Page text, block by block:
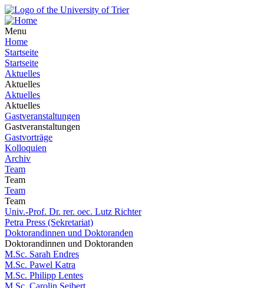
Menu
Home
Startseite
Startseite
Aktuelles
Aktuelles
Aktuelles
Aktuelles
Gastveranstaltungen
Gastveranstaltungen
Gastvorträge
Kolloquien
Archiv
Team
Team
Team
Team
Univ.-Prof. Dr. rer. oec. Lutz Richter
Petra Press (Sekretariat)
Doktorandinnen und Doktoranden
Doktorandinnen und Doktoranden
M.Sc. Sarah Endres
M.Sc. Pawel Katra
M.Sc. Philipp Lentes
M.Sc. Carolin Seibert